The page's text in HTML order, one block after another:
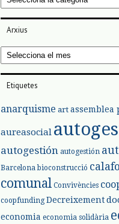
Arxius
Arxius
Etiquetes
anarquisme art assemblea
aureasocial
autogestión autogestión
Barcelona bioconstrucció
comunal Convivències
coopfunding Decreixement
economia economia solidària